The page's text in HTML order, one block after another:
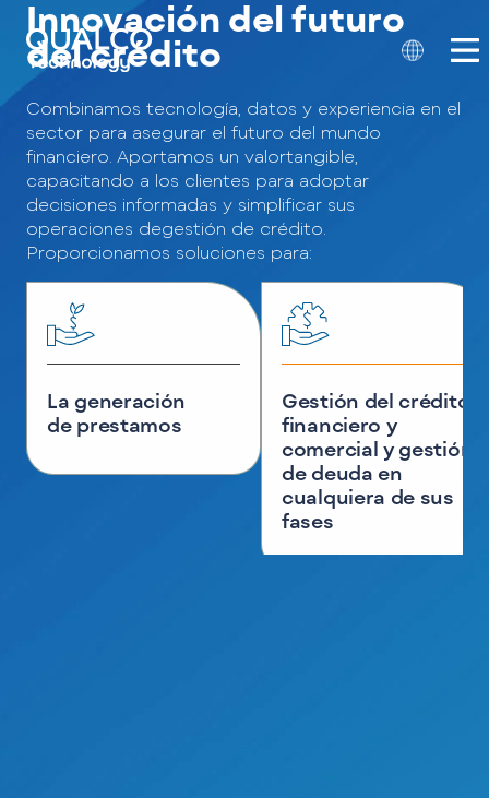
Innovación del futuro
del crédito
Combinamos tecnología, datos y experiencia en el
sector para asegurar el futuro del mundo
financiero. Aportamos un valortangible,
capacitando a los clientes para adoptar
decisiones informadas y simplificar sus
operaciones degestión de crédito.
Proporcionamos soluciones para:
La generación
de prestamos
Gestión del crédito
financiero y
comercial y gestión
de deuda en
cualquiera de sus
fases